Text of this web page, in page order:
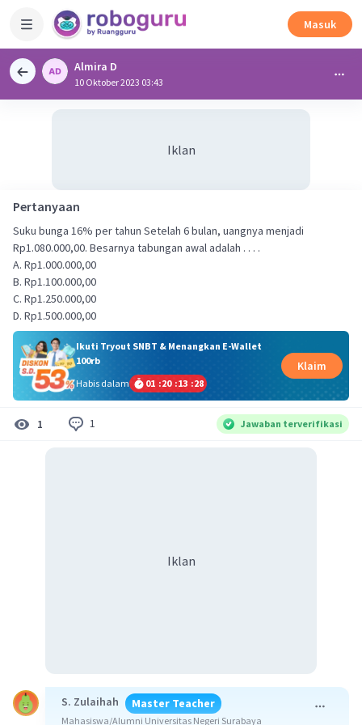
Masuk
Almira D
10 Oktober 2023 03:43
Iklan
Pertanyaan
Suku bunga 16% per tahun Setelah 6 bulan, uangnya menjadi
Rp1.080.000,00. Besarnya tabungan awal adalah . . . .
A. Rp1.000.000,00
B. Rp1.100.000,00
C. Rp1.250.000,00
D. Rp1.500.000,00
Ikuti Tryout SNBT & Menangkan E-Wallet
100rb
Habis dalam
01 :20 :13 :27
Klaim
1 1 Jawaban terverifikasi
Iklan
S. Zulaihah Master Teacher
Mahasiswa/Alumni Universitas Negeri Surabaya